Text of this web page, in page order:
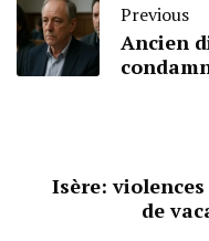
Previous
Ancien
Isère:
de